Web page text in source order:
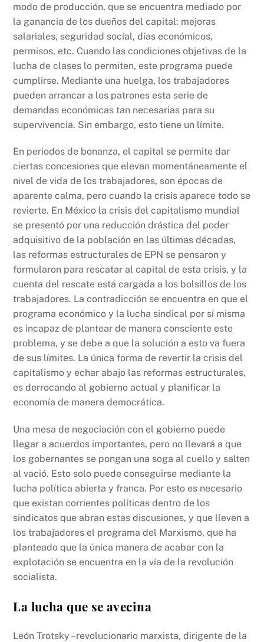
modo de producción, que se encuentra mediado por
la ganancia de los dueños del capital: mejoras
salariales, seguridad social, días económicos,
permisos, etc. Cuando las condiciones objetivas de la
lucha de clases lo permiten, este programa puede
cumplirse. Mediante una huelga, los trabajadores
pueden arrancar a los patrones esta serie de
demandas económicas tan necesarias para su
supervivencia. Sin embargo, esto tiene un límite.
En periodos de bonanza, el capital se permite dar
ciertas concesiones que elevan momentáneamente el
nivel de vida de los trabajadores, son épocas de
aparente calma, pero cuando la crisis aparece todo se
revierte. En México la crisis del capitalismo mundial
se presentó por una reducción drástica del poder
adquisitivo de la población en las últimas décadas,
las reformas estructurales de EPN se pensaron y
formularon para rescatar al capital de esta crisis, y la
cuenta del rescate está cargada a los bolsillos de los
trabajadores. La contradicción se encuentra en que el
programa económico y la lucha sindical por sí misma
es incapaz de plantear de manera consciente este
problema, y se debe a que la solución a esto va fuera
de sus límites. La única forma de revertir la crisis del
capitalismo y echar abajo las reformas estructurales,
es derrocando al gobierno actual y planificar la
economía de manera democrática.
Una mesa de negociación con el gobierno puede
llegar a acuerdos importantes, pero no llevará a que
los gobernantes se pongan una soga al cuello y salten
al vació. Esto solo puede conseguirse mediante la
lucha política abierta y franca. Por esto es necesario
que existan corrientes políticas dentro de los
sindicatos que abran estas discusiones, y que lleven a
los trabajadores el programa del Marxismo, que ha
planteado que la única manera de acabar con la
explotación se encuentra en la vía de la revolución
socialista.
La lucha que se avecina
León Trotsky –revolucionario marxista, dirigente de la